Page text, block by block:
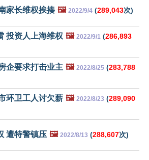
家长维权挨揍 🖼️ 2022/9/4 (289,043次)
投资人上海维权 🖼️ 2022/9/1 (286,893
企要求打击业主 🖼️ 2022/8/25 (283,788
环卫工人讨欠薪 🖼️ 2022/8/23 (289,090
遭特警镇压 🖼️ 2022/8/13 (288,607次)